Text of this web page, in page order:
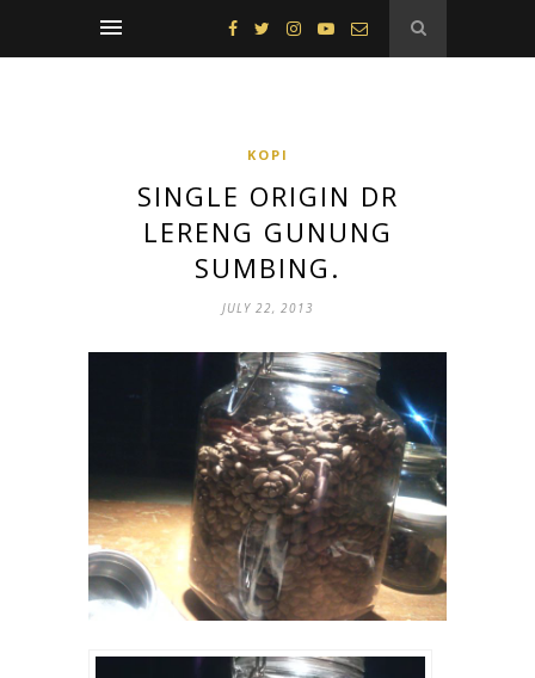
KOPI
SINGLE ORIGIN DR
LERENG GUNUNG
SUMBING.
JULY 22, 2013